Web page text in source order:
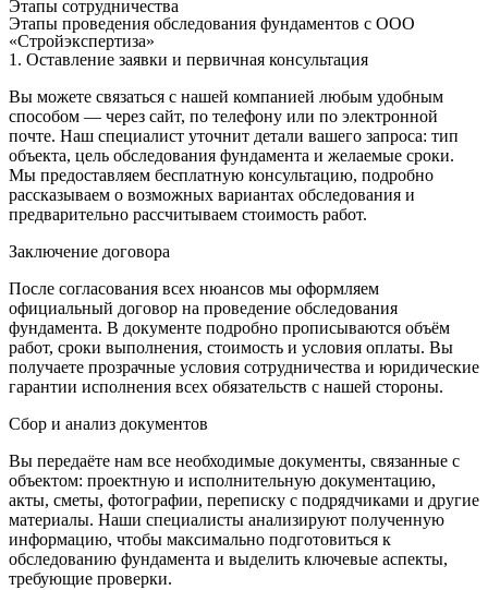
Этапы сотрудничества
Этапы проведения обследования фундаментов с ООО
«Стройэкспертиза»
1. Оставление заявки и первичная консультация
Вы можете связаться с нашей компанией любым удобным
способом — через сайт, по телефону или по электронной
почте. Наш специалист уточнит детали вашего запроса: тип
объекта, цель обследования фундамента и желаемые сроки.
Мы предоставляем бесплатную консультацию, подробно
рассказываем о возможных вариантах обследования и
предварительно рассчитываем стоимость работ.
Заключение договора
После согласования всех нюансов мы оформляем
официальный договор на проведение обследования
фундамента. В документе подробно прописываются объём
работ, сроки выполнения, стоимость и условия оплаты. Вы
получаете прозрачные условия сотрудничества и юридические
гарантии исполнения всех обязательств с нашей стороны.
Сбор и анализ документов
Вы передаёте нам все необходимые документы, связанные с
объектом: проектную и исполнительную документацию,
акты, сметы, фотографии, переписку с подрядчиками и другие
материалы. Наши специалисты анализируют полученную
информацию, чтобы максимально подготовиться к
обследованию фундамента и выделить ключевые аспекты,
требующие проверки.